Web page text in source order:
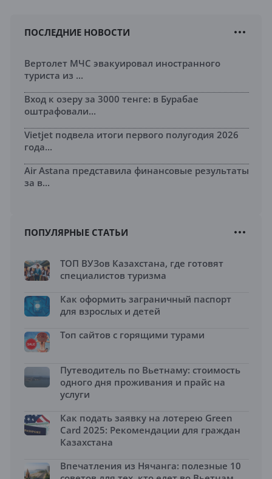
ПОСЛЕДНИЕ НОВОСТИ
Вертолет МЧС эвакуировал иностранного
туриста из ...
Вход к озеру за 3000 тенге: в Бурабае
оштрафовали...
Vietjet подвела итоги первого полугодия 2026
года...
Air Astana представила финансовые результаты
за в...
ПОПУЛЯРНЫЕ СТАТЬИ
ТОП ВУЗов Казахстана, где готовят
специалистов туризма
Как оформить заграничный паспорт
для взрослых и детей
Топ сайтов с горящими турами
Путеводитель по Вьетнаму: стоимость
одного дня проживания и прайс на
услуги
Как подать заявку на лотерею Green
Card 2025: Рекомендации для граждан
Казахстана
Впечатления из Нячанга: полезные 10